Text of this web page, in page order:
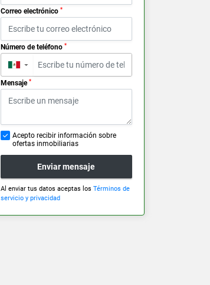
Correo electrónico *
Número de teléfono *
▼
Mensaje *
Acepto recibir información sobre
ofertas inmobiliarias
Enviar mensaje
Al enviar tus datos aceptas los Términos de
servicio y privacidad